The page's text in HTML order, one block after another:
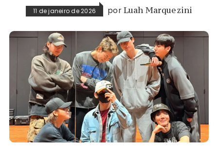
11 de janeiro de 2026 porLuah Marquezini